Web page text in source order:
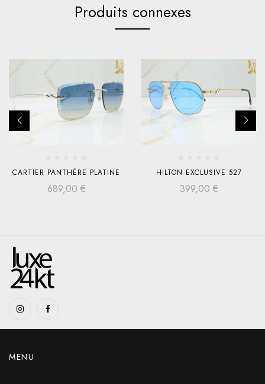
Produits connexes
CARTIER PANTHÈRE PLATINE
689,00 €
HILTON EXCLUSIVE 527
399,00 €
MENU